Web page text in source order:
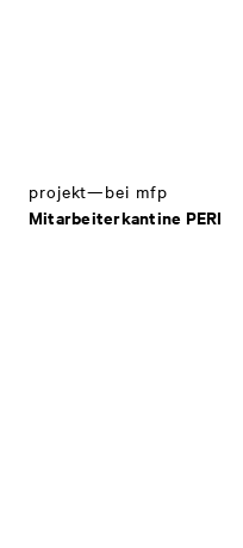
Mitarbeiterkantine PERI
projekt—bei mfp